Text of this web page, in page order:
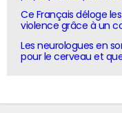
Ce Français déloge
violence grâce à un
Les neurologues en
pour le cerveau et